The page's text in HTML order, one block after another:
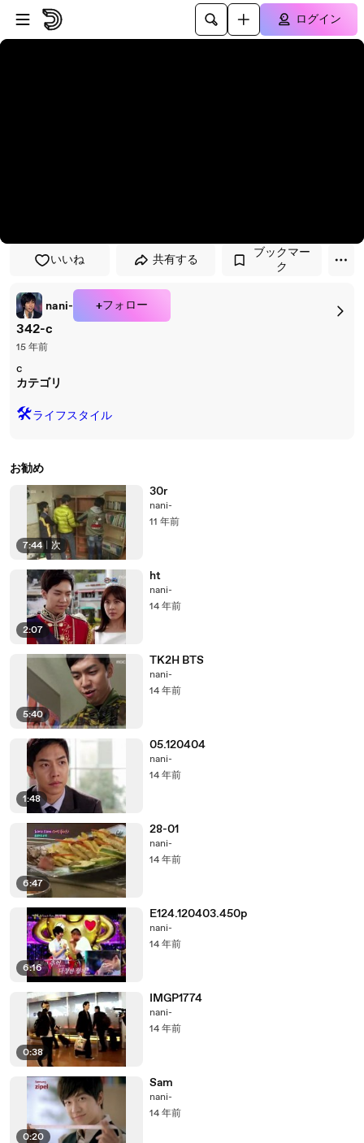
プレイヤーにスキップ
メインコンテンツにスキップ
ログイン
いいね 共有する
ブックマー
ク
nani- +フォロー
342-c
15 年前
c
カテゴリ
🛠️ライフスタイル
お勧め
7:44 次
30r
nani-
11 年前
2:07
ht
nani-
14 年前
5:40
TK2H BTS
nani-
14 年前
1:48
05.120404
nani-
14 年前
6:47
28-01
nani-
14 年前
6:16
E124.120403.450p
nani-
14 年前
0:38
IMGP1774
nani-
14 年前
0:20
Sam
nani-
14 年前